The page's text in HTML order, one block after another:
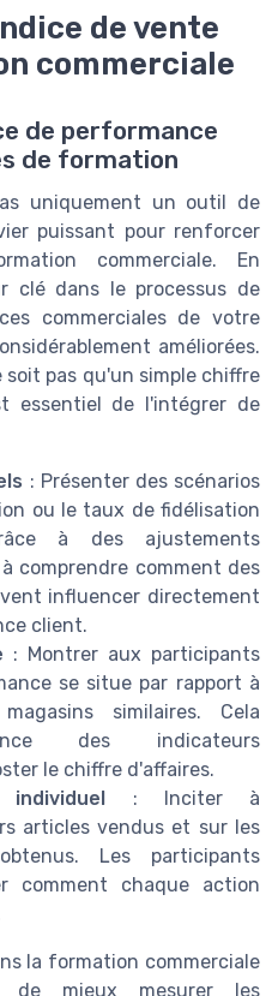
de vente
commerciale
de performance
de formation
uniquement un outil de
puissant pour renforcer
commerciale. En
clé dans le processus de
commerciales de votre
améliorées.
pas qu'un simple chiffre
essentiel de l'intégrer de
: Présenter des scénarios
ou le taux de fidélisation
à des ajustements
comprendre comment des
influencer directement
client.
: Montrer aux participants
se situe par rapport à
similaires. Cela
des indicateurs
le chiffre d'affaires.
individuel : Inciter à
articles vendus et sur les
Les participants
comment chaque action
la formation commerciale
de mieux mesurer les